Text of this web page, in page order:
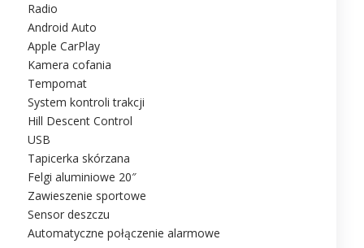
Radio
Android Auto
Apple CarPlay
Kamera cofania
Tempomat
System kontroli trakcji
Hill Descent Control
USB
Tapicerka skórzana
Felgi aluminiowe 20″
Zawieszenie sportowe
Sensor deszczu
Automatyczne połączenie alarmowe